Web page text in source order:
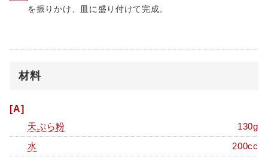
を振りかけ、皿に盛り付けて完成。
材料
[A]
天ぷら粉
130g
水
200cc